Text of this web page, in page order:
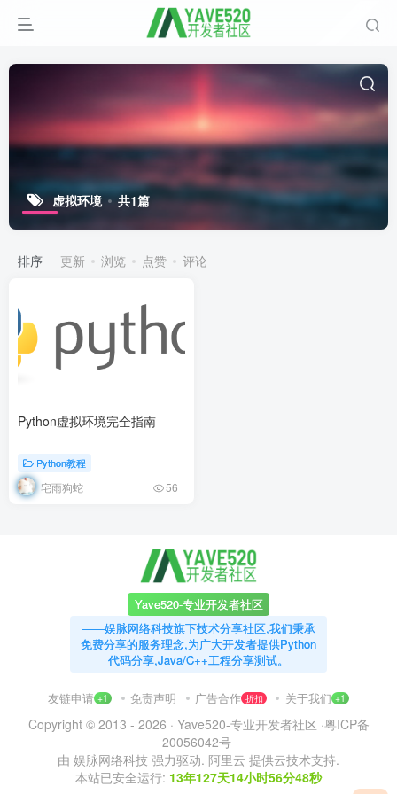
虚拟环境 共1篇
排序 更新 浏览 点赞 评论
Python虚拟环境完全指南
Python教程
宅雨狗蛇 56
Yave520-专业开发者社区
——娱脉网络科技旗下技术分享社区,我们秉承
免费分享的服务理念,为广大开发者提供Python
代码分享,Java/C++工程分享测试。
友链申请 +1 免责声明 广告合作 折扣 关于我们 +1
Copyright © 2013 - 2026 · Yave520-专业开发者社区 ·粤ICP备
20056042号
由 娱脉网络科技 强力驱动. 阿里云 提供云技术支持.
本站已安全运行: 13年127天14小时56分48秒